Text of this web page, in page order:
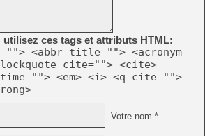
utilisez ces tags et attributs HTML:
<abbr title=""> <acronym
cite=""> <cite>
<em> <i> <q cite="">
Votre nom *